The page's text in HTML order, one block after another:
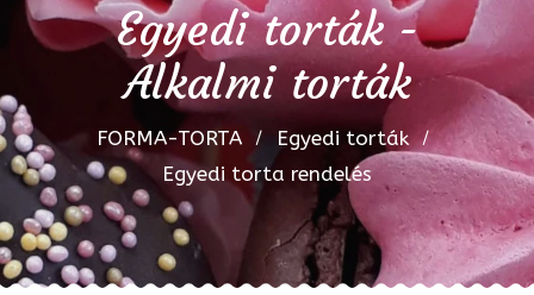
Egyedi torták -
Alkalmi torták
FORMA-TORTA
Egyedi torták
Egyedi torta rendelés